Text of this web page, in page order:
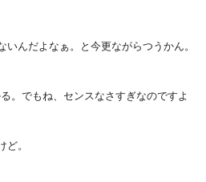
んだよなぁ。と今更ながらつうかん。
。でもね、センスなさすぎなのですよ
。